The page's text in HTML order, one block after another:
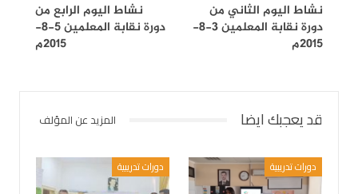
نشاط اليوم الثاني من
دورة نقابة المعلمين 3-8-
2015م
نشاط اليوم الرابع من
دورة نقابة المعلمين 5-8-
2015م
قد يعجبك ايضا المزيد عن المؤلف
دورات تدريبية دورات تدريبية